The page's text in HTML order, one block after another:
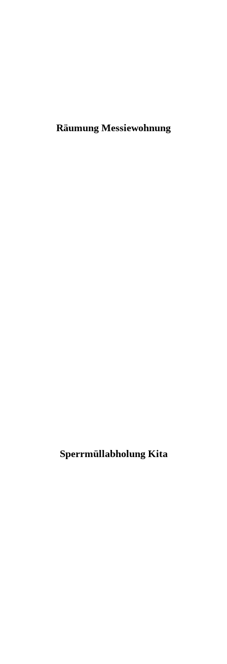
Räumung Messiewohnung
Sperrmüllabholung Kita